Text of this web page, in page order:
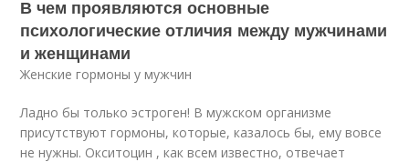
В чем проявляются основные
психологические отличия между мужчинами
и женщинами
Женские гормоны у мужчин
Ладно бы только эстроген! В мужском организме
присутствуют гормоны, которые, казалось бы, ему вовсе
не нужны. Окситоцин , как всем известно, отвечает